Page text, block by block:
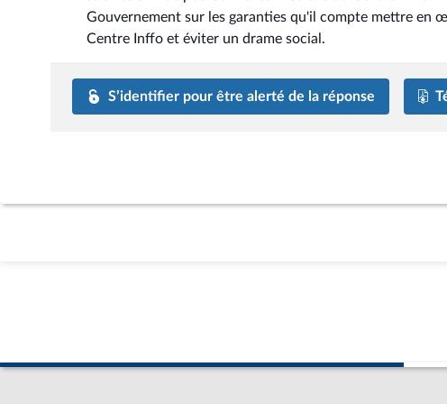
Gouvernement sur les garanties qu'il compte mettre en
Centre Inffo et éviter un drame social.
S’identifier pour être alerté de la réponse